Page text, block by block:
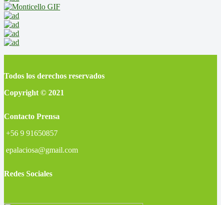
Todos los derechos reservados
Copyright © 2021
Contacto Prensa
+56 9 91650857
epalaciosa@gmail.com
Redes Sociales